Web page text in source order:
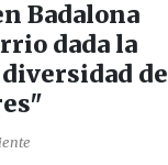
Badalona
dada la
de